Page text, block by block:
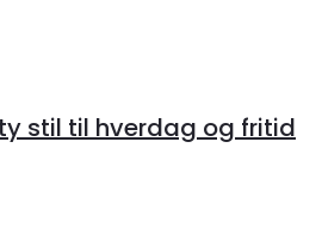
stil til hverdag og fritid